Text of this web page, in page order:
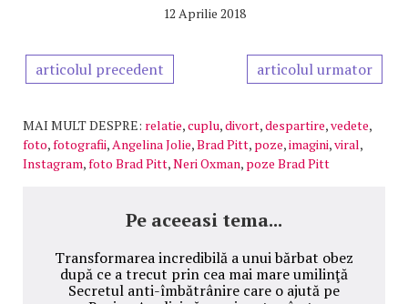
12 Aprilie 2018
articolul precedent articolul urmator
MAI MULT DESPRE: relatie,cuplu,divort,despartire,vedete,
foto,fotografii, Angelina Jolie,Brad Pitt, poze,imagini,viral,
Instagram,foto Brad Pitt,Neri Oxman, poze Brad Pitt
Pe aceeasi tema...
Transformarea incredibilă a unui bărbat obez
după ce a trecut prin cea mai mare umilinţă
Secretul anti-îmbătrânire care o ajută pe